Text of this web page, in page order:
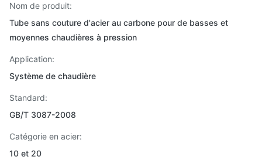
Nom de produit:
Tube sans couture d'acier au carbone pour de basses et
moyennes chaudières à pression
Application:
Système de chaudière
Standard:
GB/T 3087-2008
Catégorie en acier:
10 et 20